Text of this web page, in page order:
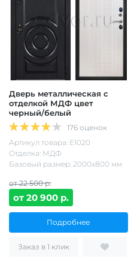
Дверь металлическая с
отделкой МДФ цвет
черный/белый
176 оценок
Артикул товара: Е1020
Отделка: МДФ
Базовый размер: 2000х800 мм
от 22 500 р.
от 20 900 р.
Подробнее
Заказ в 1 клик